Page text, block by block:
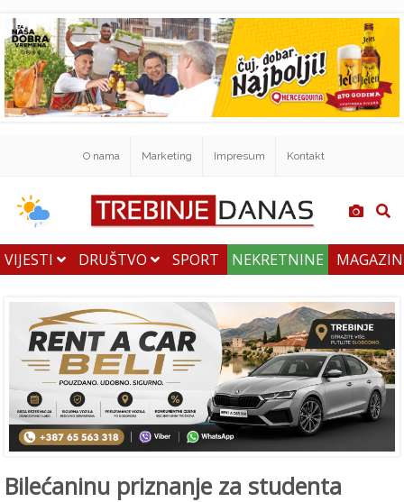
O nama Marketing Impresum Kontakt
VIJESTI DRUŠTVO SPORT NEKRETNINE
Bilećaninu priznanje za studenta